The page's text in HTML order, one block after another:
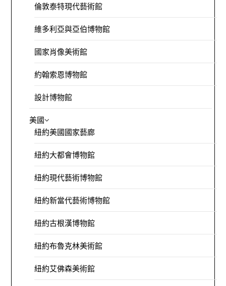
倫敦泰特現代藝術館
維多利亞與亞伯博物館
國家肖像美術館
約翰索恩博物館
設計博物館
美國
紐約美國國家藝廊
紐約大都會博物館
紐約現代藝術博物館
紐約新當代藝術博物館
紐約古根漢博物館
紐約布魯克林美術館
紐約艾佛森美術館